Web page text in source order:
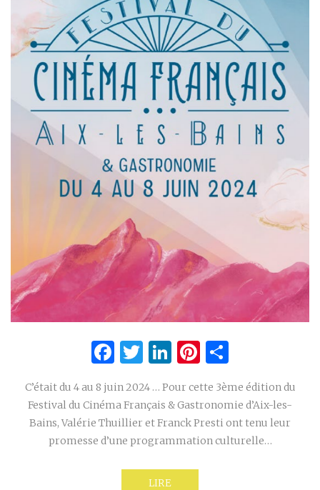
Facebook
Twitter
LinkedIn
Pinterest
C’était du 4 au 8 juin 2024 … Pour cette 3ème édition du
Festival du Cinéma Français & Gastronomie d’Aix-les-
Bains, Valérie Thuillier et Franck Presti ont tenu leur
promesse d’une programmation culturelle…
LIRE